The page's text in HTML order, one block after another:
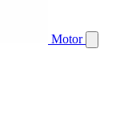
Motor